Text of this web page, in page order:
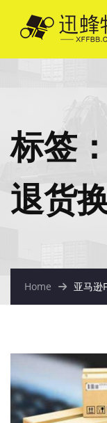
标签：
退货
Home 亚马逊